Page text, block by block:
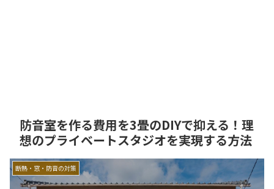
防音室を作る費用を3畳のDIYで抑える！理
想のプライベートスタジオを実現する方法
断熱・窓・防音の対策